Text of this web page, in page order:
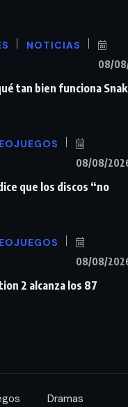
NOTICIAS
08/
tan bien funciona
08/08/
que los discos “no
08/08/
2 alcanza los 87
Dramas